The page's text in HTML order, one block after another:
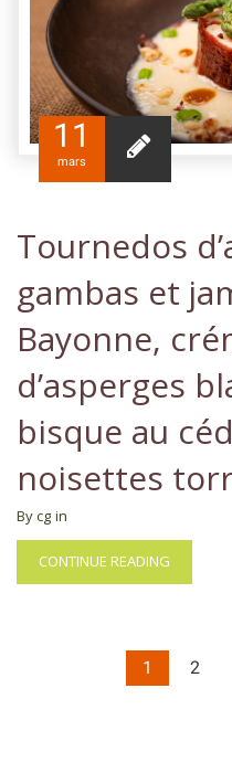
11
mars
Tournedos
gambas et
Bayonne,
d’asperges
bisque au
noisettes
By cg in
CONTINUE READING
1 2